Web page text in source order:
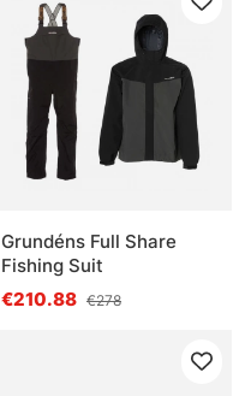
Grundéns Full Share
Fishing Suit
€210.88 €278